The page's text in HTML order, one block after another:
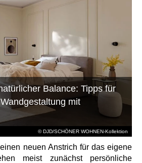
© DJD/SCHÖNER WOHNEN-Kollektion
Balance: Tipps für
mit
neuen Anstrich für das eigene
meist zunächst persönliche